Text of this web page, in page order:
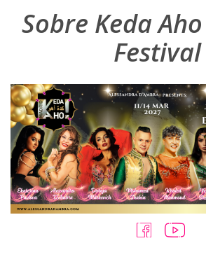
Sobre Keda
Festival